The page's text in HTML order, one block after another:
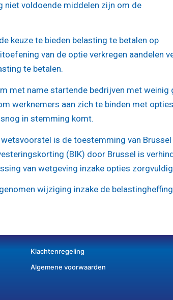
niet voldoende middelen zijn om de
keuze te bieden belasting te betalen op
van de optie verkregen aandelen
te betalen.
met name startende bedrijven met
werknemers aan zich te binden met
in stemming komt.
is de toestemming van
(BIK) door Brussel is
van wetgeving inzake opties
wijziging inzake de
Klachtenregeling
Algemene voorwaarden